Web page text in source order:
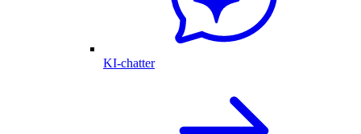
KI-chatter